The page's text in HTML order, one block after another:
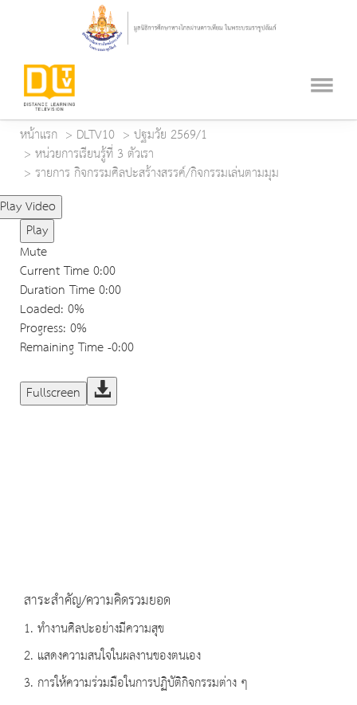
หน้าแรก DLTV10
ปฐมวัย 2569/1
หน่วยการเรียนรู้ที่ 3 ตัวเรา
รายการ กิจกรรมศิลปะสร้างสรรค์/กิจกรรมเล่นตามมุม
Play Video
Play
Mute
Current Time0:00
Duration Time0:00
Loaded: 0%
Progress: 0%
Remaining Time-0:00
Fullscreen
สาระสำคัญ/ความคิดรวมยอด
1. ทำงานศิลปะอย่างมีความสุข
2. แสดงความสนใจในผลงานของตนเอง
3. การให้ความร่วมมือในการปฏิบัติกิจกรรมต่าง ๆ